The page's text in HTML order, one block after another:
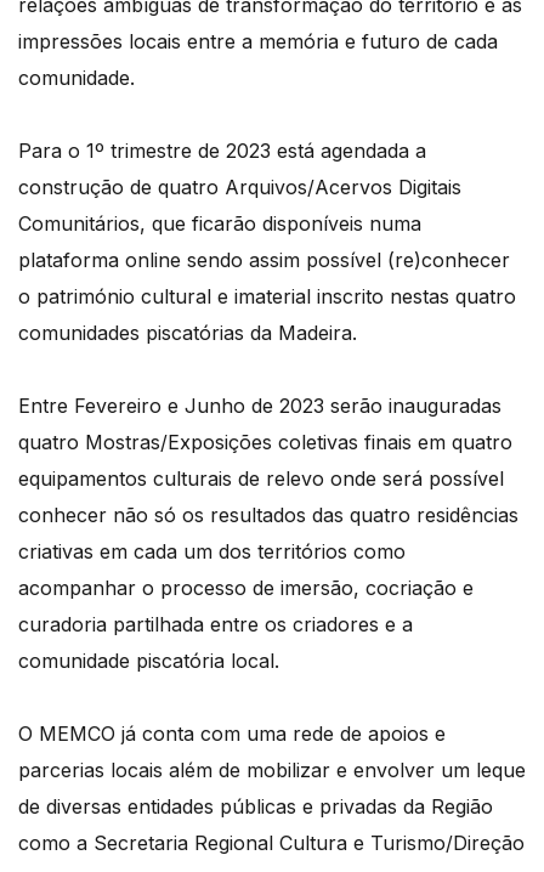
relações ambíguas de transformação do território e as
impressões locais entre a memória e futuro de cada
comunidade.
Para o 1º trimestre de 2023 está agendada a
construção de quatro Arquivos/Acervos Digitais
Comunitários, que ficarão disponíveis numa
plataforma online sendo assim possível (re)conhecer
o património cultural e imaterial inscrito nestas quatro
comunidades piscatórias da Madeira.
Entre Fevereiro e Junho de 2023 serão inauguradas
quatro Mostras/Exposições coletivas finais em quatro
equipamentos culturais de relevo onde será possível
conhecer não só os resultados das quatro residências
criativas em cada um dos territórios como
acompanhar o processo de imersão, cocriação e
curadoria partilhada entre os criadores e a
comunidade piscatória local.
O MEMCO já conta com uma rede de apoios e
parcerias locais além de mobilizar e envolver um leque
de diversas entidades públicas e privadas da Região
como a Secretaria Regional Cultura e Turismo/Direção